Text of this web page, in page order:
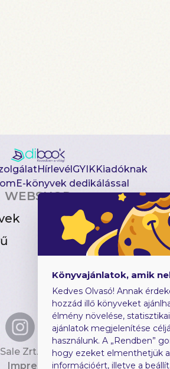
HírlevélGYIKKiadóknak
E-könyvek dedikálással
WEBSHOP
Csomagajánlatok
Akciósak
Előjegyezhetők
Újdonságok
Gyerekkönyvek
Heti toplista
Ajándékutalvány
Blog
Zrt. Minden jog fenntartva.
Impresszum
Könyvajánlatok, amik
Kedves Olvasó! Annak
hozzád illő könyveket
élmény növelése,
ajánlatok megjelenítése
használunk. A „Rendben”
hogy ezeket elmenthetjük
információért, illetve a